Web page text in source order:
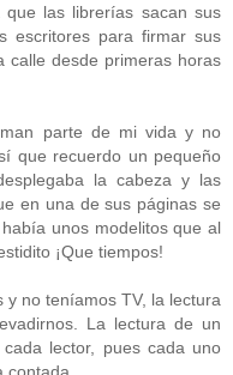
las librerías sacan sus
escritores para firmar sus
calle desde primeras horas
parte de mi vida y no
que recuerdo un pequeño
la cabeza y las
en una de sus páginas se
unos modelitos que al
¡Que tiempos!
y no teníamos TV, la lectura
La lectura de un
lector, pues cada uno